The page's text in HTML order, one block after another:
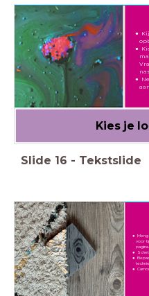
Kies je
Slide 16 - Tekstslide
voor
pagina.